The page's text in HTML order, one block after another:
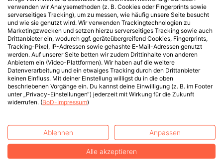
verwenden wir Analysemethoden (z. B. Cookies oder Fingerprints sowie
serverseitiges Tracking), um zu messen, wie häufig unsere Seite besucht
und wie sie genutzt wird. Wir verwenden Trackingtechnologien zu
Marketingzwecken und setzen hierzu serverseitiges Tracking sowie auch
Drittanbieter ein, wodurch ggf. geräteübergreifend Cookies, Fingerprints,
Tracking-Pixel, IP-Adressen sowie gehashte E-Mail-Adressen genutzt
werden. Auf unserer Seite betten wir zudem Drittinhalte von anderen
Anbietern ein (Video-Plattformen). Wir haben auf die weitere
Datenverarbeitung und ein etwaiges Tracking durch den Drittanbieter
keinen Einfluss. Mit deiner Einstellung willigst du in die oben
beschriebenen Vorgänge ein. Du kannst deine Einwilligung (z. B. im Footer
unter „Privacy-Einstellungen“) jederzeit mit Wirkung für die Zukunft
widerrufen. (BoD-Impressum)
Ablehnen Anpassen
Alle akzeptieren